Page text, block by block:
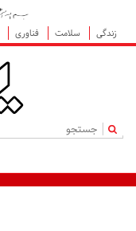
زندگی
سلامت فناوری
|